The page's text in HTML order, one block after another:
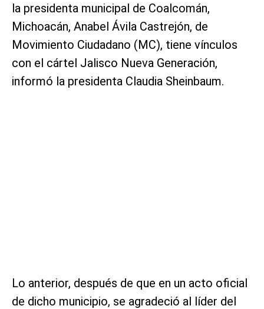
la presidenta municipal de Coalcomán,
Michoacán, Anabel Ávila Castrejón, de
Movimiento Ciudadano (MC), tiene vínculos
con el cártel Jalisco Nueva Generación,
informó la presidenta Claudia Sheinbaum.
Lo anterior, después de que en un acto oficial
de dicho municipio, se agradeció al líder del